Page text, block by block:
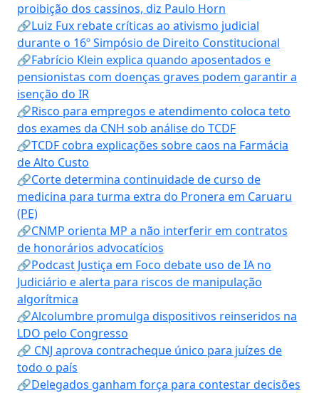
proibição dos cassinos, diz Paulo Horn
🔗Luiz Fux rebate críticas ao ativismo judicial
durante o 16º Simpósio de Direito Constitucional
🔗Fabrício Klein explica quando aposentados e
pensionistas com doenças graves podem garantir a
isenção do IR
🔗Risco para empregos e atendimento coloca teto
dos exames da CNH sob análise do TCDF
🔗TCDF cobra explicações sobre caos na Farmácia
de Alto Custo
🔗Corte determina continuidade de curso de
medicina para turma extra do Pronera em Caruaru
(PE)
🔗CNMP orienta MP a não interferir em contratos
de honorários advocatícios
🔗Podcast Justiça em Foco debate uso de IA no
Judiciário e alerta para riscos de manipulação
algorítmica
🔗Alcolumbre promulga dispositivos reinseridos na
LDO pelo Congresso
🔗 CNJ aprova contracheque único para juízes de
todo o país
🔗Delegados ganham força para contestar decisões